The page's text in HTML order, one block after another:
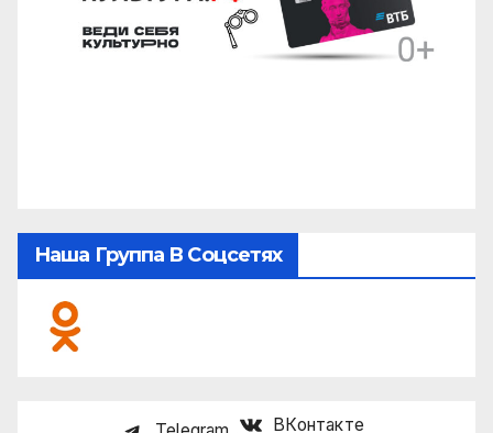
Наша Группа В Соцсетях
ВКонтакте